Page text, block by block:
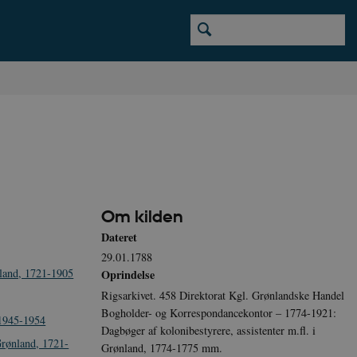
1721-1905
1954
1721-
Om kilden
Dateret
29.01.1788
Oprindelse
Rigsarkivet. 458 Direktorat Kgl. Grønlandske Handel
Bogholder- og Korrespondancekontor – 1774-1921:
Dagbøger af kolonibestyrere, assistenter m.fl. i
Grønland, 1774-1775 mm.